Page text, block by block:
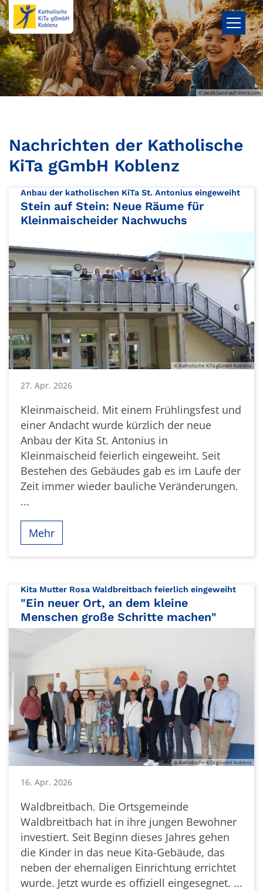
Zum Inhalt springen
© Jacob Lund auf istock.com
Nachrichten der Katholische
KiTa gGmbH Koblenz
Anbau der katholischen KiTa St. Antonius eingeweiht:
Stein auf Stein: Neue Räume für
Kleinmaischeider Nachwuchs
© Katholische KiTa gGmbH Koblenz
27. Apr. 2026
Kleinmaischeid. Mit einem Frühlingsfest und
einer Andacht wurde kürzlich der neue
Anbau der Kita St. Antonius in
Kleinmaischeid feierlich eingeweiht. Seit
Bestehen des Gebäudes gab es im Laufe der
Zeit immer wieder bauliche Veränderungen.
...
Mehr
Kita Mutter Rosa Waldbreitbach feierlich eingeweiht:
"Ein neuer Ort, an dem kleine
Menschen große Schritte machen"
© Katholische KiTa gGmbH Koblenz
16. Apr. 2026
Waldbreitbach. Die Ortsgemeinde
Waldbreitbach hat in ihre jungen Bewohner
investiert. Seit Beginn dieses Jahres gehen
die Kinder in das neue Kita-Gebäude, das
neben der ehemaligen Einrichtung errichtet
wurde. Jetzt wurde es offiziell eingesegnet. ...